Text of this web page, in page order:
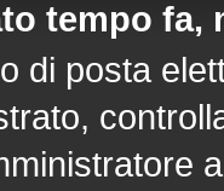
tempo
di posta